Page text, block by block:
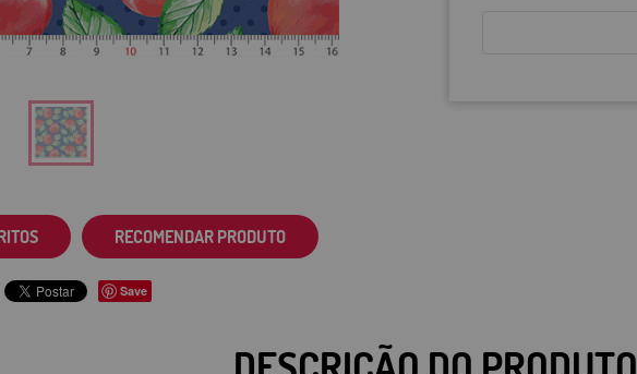
RECOMENDAR PRODUTO
Save